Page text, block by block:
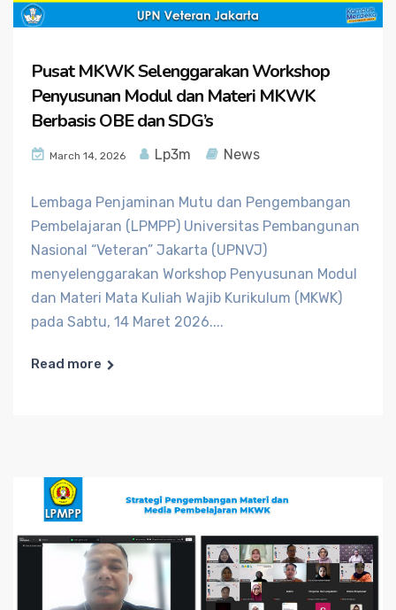
Pusat MKWK Selenggarakan Workshop
Penyusunan Modul dan Materi MKWK
Berbasis OBE dan SDG’s
March 14, 2026 Lp3m News
Lembaga Penjaminan Mutu dan Pengembangan
Pembelajaran (LPMPP) Universitas Pembangunan
Nasional “Veteran” Jakarta (UPNVJ)
menyelenggarakan Workshop Penyusunan Modul
dan Materi Mata Kuliah Wajib Kurikulum (MKWK)
pada Sabtu, 14 Maret 2026....
Read more